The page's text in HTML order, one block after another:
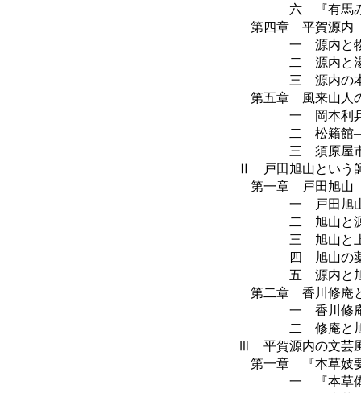
六 『有馬み
第四章 平賀源内
一 源内と物
二 源内と湯島
三 源内の本
第五章 風来山人
一 岡本利兵
二 松籟館―高
三 須原屋市
Ⅱ 戸田旭山という
第一章 戸田旭山
一 戸田旭山
二 旭山と源
三 旭山と上方文
四 旭山の薬
五 源内と旭
第二章 香川修庵
一 香川修庵
二 修庵と旭山
Ⅲ 平賀源内の文芸
第一章 『本草妓
一 『本草備要